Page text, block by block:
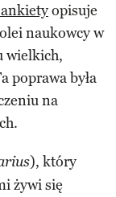
opisuje
naukowcy w
wielkich,
poprawa była
na
), który
żywi się